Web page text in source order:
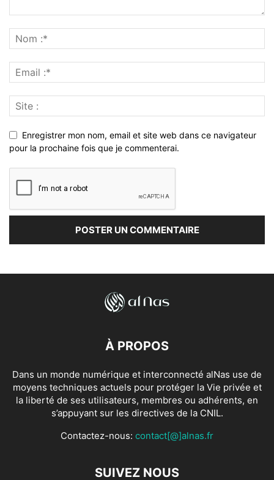
Enregistrer mon nom, email et site web dans ce navigateur
pour la prochaine fois que je commenterai.
À PROPOS
Dans un monde numérique et interconnecté alNas use de
moyens techniques actuels pour protéger la Vie privée et
la liberté de ses utilisateurs, membres ou adhérents, en
s’appuyant sur les directives de la CNIL.
Contactez-nous: contact[@]alnas.fr
SUIVEZ NOUS